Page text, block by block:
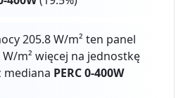
205.8 W/m² ten panel
m² więcej na jednostkę
mediana PERC 0-400W